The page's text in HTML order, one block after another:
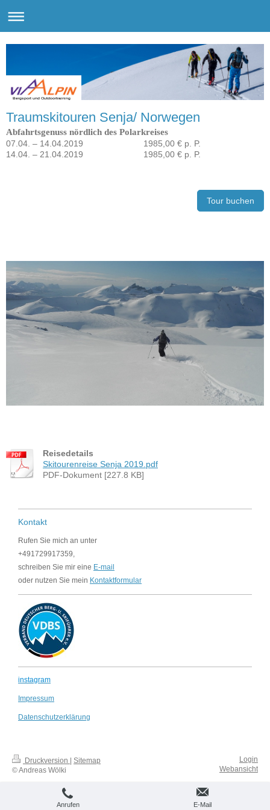
Bergsport und Outdoortraining
Traumskitouren Senja/ Norwegen
Abfahrtsgenuss nördlich des Polarkreises
07.04. – 14.04.2019 1985,00 € p. P.
14.04. – 21.04.2019 1985,00 € p. P.
Tour buchen
Reisedetails
Skitourenreise Senja 2019.pdf
PDF-Dokument [227.8 KB]
Kontakt
Rufen Sie mich an unter
+491729917359,
schreiben Sie mir eine E-mail
oder nutzen Sie mein Kontaktformular
instagram
Impressum
Datenschutzerklärung
Druckversion
Sitemap
© Andreas Wölki
Login
Webansicht
Anrufen E-Mail